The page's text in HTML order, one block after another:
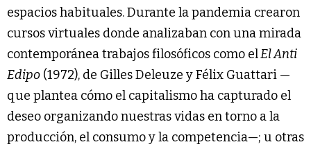
espacios habituales. Durante la pandemia crearon
cursos virtuales donde analizaban con una mirada
contemporánea trabajos filosóficos como elEl Anti
Edipo (1972), de Gilles Deleuze y Félix Guattari —
que plantea cómo el capitalismo ha capturado el
deseo organizando nuestras vidas en torno a la
producción, el consumo y la competencia—; u otras